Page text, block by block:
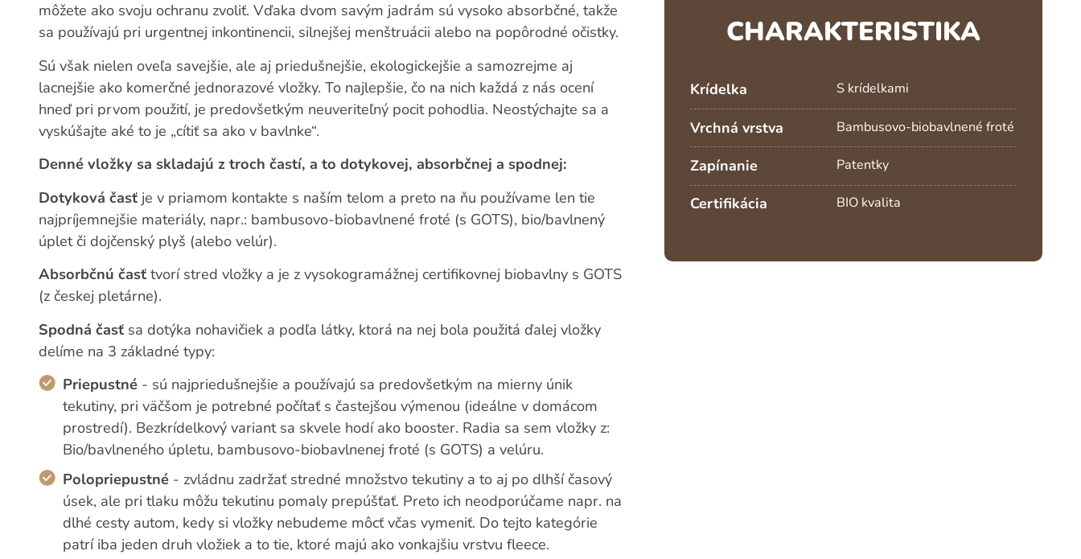
môžete ako svoju ochranu zvoliť. Vďaka dvom savým jadrám sú vysoko absorbčné, takže
sa používajú pri urgentnej inkontinencii, silnejšej menštruácii alebo na popôrodné očistky.
Sú však nielen oveľa savejšie, ale aj priedušnejšie, ekologickejšie a samozrejme aj
lacnejšie ako komerčné jednorazové vložky. To najlepšie, čo na nich každá z nás ocení
hneď pri prvom použití, je predovšetkým neuveriteľný pocit pohodlia. Neostýchajte sa a
vyskúšajte aké to je „cítiť sa ako v bavlnke“.
Denné vložky sa skladajú z troch častí, a to dotykovej, absorbčnej a spodnej:
Dotyková časť je v priamom kontakte s naším telom a preto na ňu používame len tie
najpríjemnejšie materiály, napr.: bambusovo-biobavlnené froté (s GOTS), bio/bavlnený
úplet či dojčenský plyš (alebo velúr).
Absorbčnú časť tvorí stred vložky a je z vysokogramážnej certifikovnej biobavlny s GOTS
(z českej pletárne).
Spodná časť sa dotýka nohavičiek a podľa látky, ktorá na nej bola použitá ďalej vložky
delíme na 3 základné typy:
Priepustné - sú najpriedušnejšie a používajú sa predovšetkým na mierny únik
tekutiny, pri väčšom je potrebné počítať s častejšou výmenou (ideálne v domácom
prostredí). Bezkrídelkový variant sa skvele hodí ako booster. Radia sa sem vložky z:
Bio/bavlneného úpletu, bambusovo-biobavlnenej froté (s GOTS) a velúru.
Polopriepustné - zvládnu zadržať stredné množstvo tekutiny a to aj po dlhší časový
úsek, ale pri tlaku môžu tekutinu pomaly prepúšťať. Preto ich neodporúčame napr. na
dlhé cesty autom, kedy si vložky nebudeme môcť včas vymeniť. Do tejto kategórie
patrí iba jeden druh vložiek a to tie, ktoré majú ako vonkajšiu vrstvu fleece.
CHARAKTERISTIKA
Krídelka S krídelkami
Vrchná vrstva Bambusovo-biobavlnené froté
Zapínanie Patentky
Certifikácia BIO kvalita